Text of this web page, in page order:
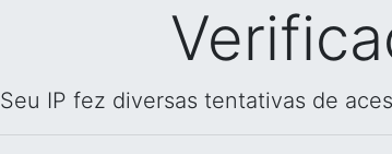
Seu IP fez diversas tentativas de